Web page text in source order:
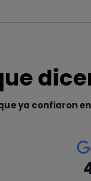
ya confiaron